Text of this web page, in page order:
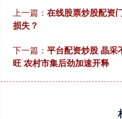
上一篇： 在线股票炒股配资
损失？
下一篇： 平台配资炒股 晶采
旺 农村市集后劲加速开释